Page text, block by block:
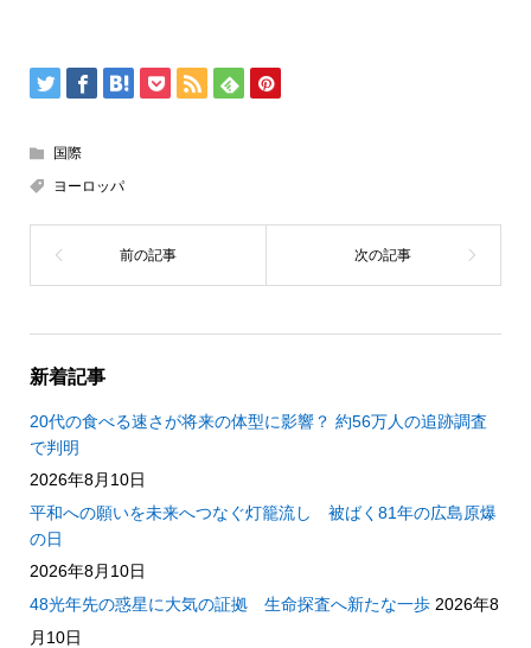
国際
ヨーロッパ
新着記事
20代の食べる速さが将来の体型に影響？ 約56万人の追跡調査
で判明
2026年8月10日
平和への願いを未来へつなぐ灯籠流し 被ばく81年の広島原爆
の日
2026年8月10日
48光年先の惑星に大気の証拠 生命探査へ新たな一歩 2026年8
月10日